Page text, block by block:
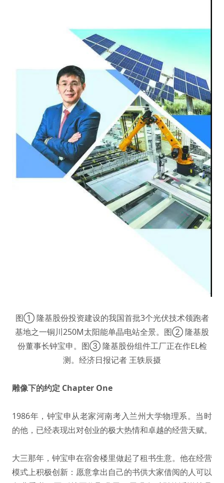
图① 隆基股份投资建设的我国首批3个光伏技术领跑者
基地之一铜川250M太阳能单晶电站全景。图② 隆基股
份董事长钟宝申。图③ 隆基股份组件工厂正在作EL检
测。经济日报记者 王轶辰摄
雕像下的约定 Chapter One
1986年，钟宝申从老家河南考入兰州大学物理系。当时
的他，已经表现出对创业的极大热情和卓越的经营天赋。
大三那年，钟宝申在宿舍楼里做起了租书生意。他在经营
模式上积极创新：愿意拿出自己的书供大家借阅的人可以